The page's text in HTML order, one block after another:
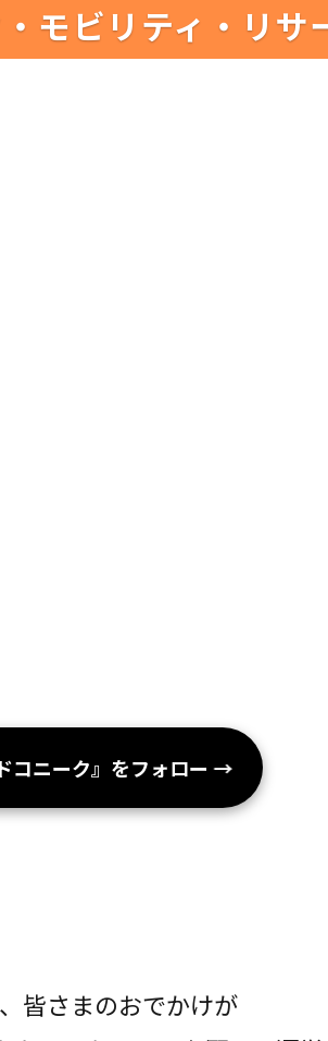
モビリティ・リサ
コニーク』をフォロー →
皆さまのおでかけが